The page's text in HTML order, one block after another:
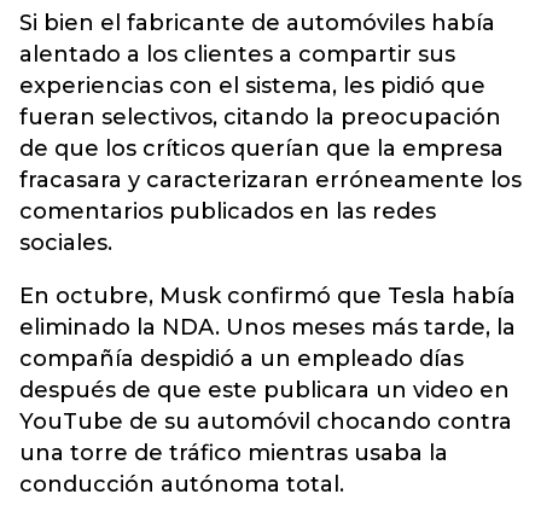
Si bien el fabricante de automóviles había
alentado a los clientes a compartir sus
experiencias con el sistema, les pidió que
fueran selectivos, citando la preocupación
de que los críticos querían que la empresa
fracasara y caracterizaran erróneamente los
comentarios publicados en las redes
sociales.
En octubre, Musk confirmó que Tesla había
eliminado la NDA. Unos meses más tarde, la
compañía despidió a un empleado días
después de que este publicara un video en
YouTube de su automóvil chocando contra
una torre de tráfico mientras usaba la
conducción autónoma total.